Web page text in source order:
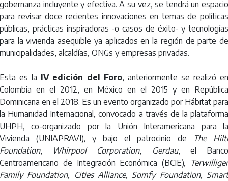
gobernanza incluyente y efectiva. A su vez, se tendrá un espacio
para revisar doce recientes innovaciones en temas de políticas
públicas, prácticas inspiradoras -o casos de éxito- y tecnologías
para la vivienda asequible ya aplicados en la región de parte de
municipalidades, alcaldías, ONGs y empresas privadas.
Esta es la IV edición del Foro, anteriormente se realizó
Colombia en el 2012, en México en el 2015 y en República
Dominicana en el 2018. Es un evento organizado por Hábitat para
la Humanidad Internacional, convocado a través de la plataforma
UHPH, co-organizado por la Unión Interamericana para la
Vivienda (UNIAPRAVI), y bajo el patrocinio de
The Hilti
Foundation, Whirpool Corporation, Gerdau, el
Centroamericano de Integración Económica (BCIE),
Terwilliger
Family Foundation, Cities Alliance, Somfy Foundation,